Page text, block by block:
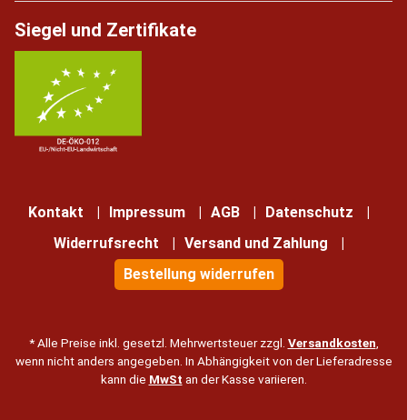
Siegel und Zertifikate
Kontakt Impressum AGB
Datenschutz
Widerrufsrecht
Versand und Zahlung
Bestellung widerrufen
* Alle Preise inkl. gesetzl. Mehrwertsteuer zzgl. Versandkosten
wenn nicht anders angegeben. In Abhängigkeit von der Lieferadresse
kann die MwSt an der Kasse variieren.